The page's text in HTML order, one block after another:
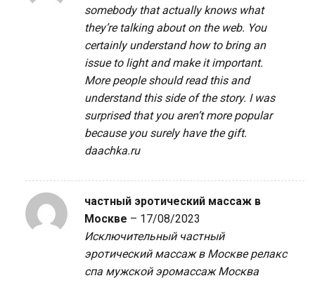
somebody that actually knows what
they’re talking about on the web. You
certainly understand how to bring an
issue to light and make it important.
More people should read this and
understand this side of the story. I was
surprised that you aren’t more popular
because you surely have the gift.
daachka.ru
частный эротический массаж в
Москве – 17/08/2023
Исключительный частный
эротический массаж в Москве релакс
спа мужской эромассаж Москва